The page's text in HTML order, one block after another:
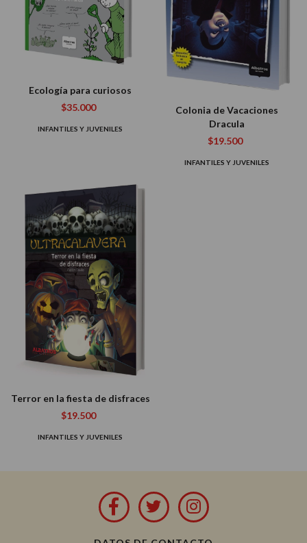
Ecología para curiosos
$35.000
INFANTILES Y JUVENILES
Colonia de Vacaciones
Dracula
$19.500
INFANTILES Y JUVENILES
Terror en la fiesta de disfraces
$19.500
INFANTILES Y JUVENILES